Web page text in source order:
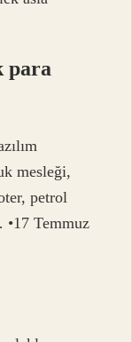
para
mesleği,
petrol
Temmuz